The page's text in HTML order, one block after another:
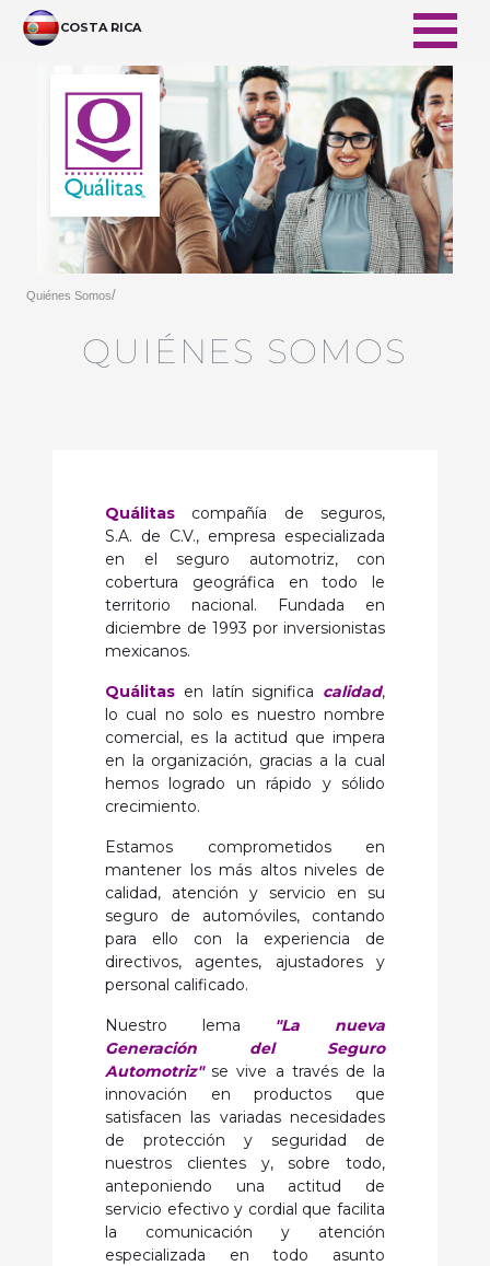
メインコンテンツにスキップ
COSTA RICA
Quiénes Somos/
QUIÉNES SOMOS
Quálitas compañía de seguros,
S.A. de C.V., empresa especializada
en el seguro automotriz, con
cobertura geográfica en todo le
territorio nacional. Fundada en
diciembre de 1993 por inversionistas
mexicanos.
Quálitas en latín significa calidad,
lo cual no solo es nuestro nombre
comercial, es la actitud que impera
en la organización, gracias a la cual
hemos logrado un rápido y sólido
crecimiento.
Estamos comprometidos en
mantener los más altos niveles de
calidad, atención y servicio en su
seguro de automóviles, contando
para ello con la experiencia de
directivos, agentes, ajustadores y
personal calificado.
Nuestro lema "La nueva
Generación del Seguro
Automotriz"se vive a través de la
innovación en productos que
satisfacen las variadas necesidades
de protección y seguridad de
nuestros clientes y, sobre todo,
anteponiendo una actitud de
servicio efectivo y cordial que facilita
la comunicación y atención
especializada en todo asunto